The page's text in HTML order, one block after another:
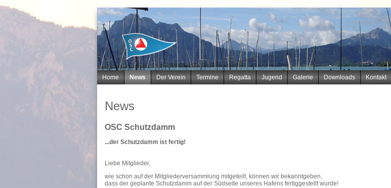
Navigation
Home News Der Verein Termine Regatta Jugend Galerie Downloads Kontakt
News
OSC Schutzdamm
...der Schutzdamm ist fertig!
Liebe Mitglieder,
wie schon auf der Mitgliederversammlung mitgeteilt, können wir bekanntgeben,
dass der geplante Schutzdamm auf der Südseite unseres Hafens fertiggestellt wurde!